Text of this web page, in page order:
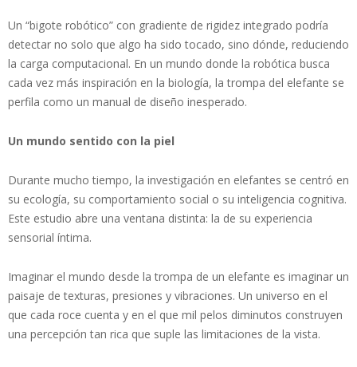
Un “bigote robótico” con gradiente de rigidez integrado podría
detectar no solo que algo ha sido tocado, sino dónde, reduciendo
la carga computacional. En un mundo donde la robótica busca
cada vez más inspiración en la biología, la trompa del elefante se
perfila como un manual de diseño inesperado.
Un mundo sentido con la piel
Durante mucho tiempo, la investigación en elefantes se centró en
su ecología, su comportamiento social o su inteligencia cognitiva.
Este estudio abre una ventana distinta: la de su experiencia
sensorial íntima.
Imaginar el mundo desde la trompa de un elefante es imaginar un
paisaje de texturas, presiones y vibraciones. Un universo en el
que cada roce cuenta y en el que mil pelos diminutos construyen
una percepción tan rica que suple las limitaciones de la vista.